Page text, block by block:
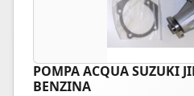
POMPA ACQUA SUZUKI
BENZINA